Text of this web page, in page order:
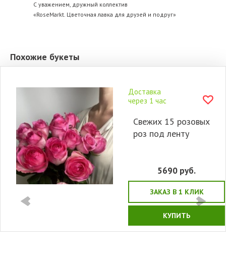
С уважением, дружный коллектив
«RoseMarkt. Цветочная лавка для друзей и подруг»
Похожие букеты
Доставка
через 1 час
Свежих 15 розовых
роз под ленту
5690 руб.
ЗАКАЗ В 1 КЛИК
КУПИТЬ